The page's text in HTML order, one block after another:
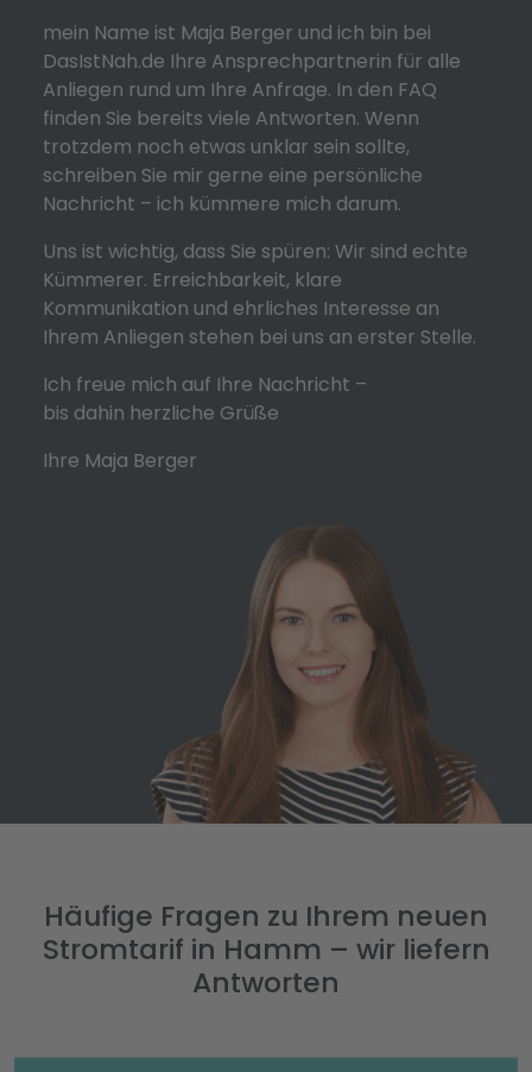
mein Name ist Maja Berger und ich bin bei
DasIstNah.de Ihre Ansprechpartnerin für alle
Anliegen rund um Ihre Anfrage. In den FAQ
finden Sie bereits viele Antworten. Wenn
trotzdem noch etwas unklar sein sollte,
schreiben Sie mir gerne eine persönliche
Nachricht – ich kümmere mich darum.
Uns ist wichtig, dass Sie spüren: Wir sind echte
Kümmerer. Erreichbarkeit, klare
Kommunikation und ehrliches Interesse an
Ihrem Anliegen stehen bei uns an erster Stelle.
Ich freue mich auf Ihre Nachricht –
bis dahin herzliche Grüße
Ihre Maja Berger
Häufige Fragen zu Ihrem neuen
Stromtarif in Hamm – wir liefern
Antworten